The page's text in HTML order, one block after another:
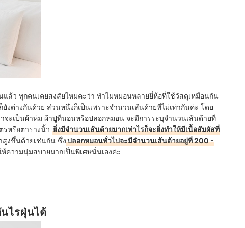
แล้ว ทุกคนเคยสงสัยไหมคะว่า ทำไมหมอนหลายยี่ห้อที่ใช้วัสดุเหมือนกัน
ต่างกันด้วย ส่วนหนึ่งก็เป็นเพราะจำนวนเส้นด้ายที่ไม่เท่ากันค่ะ โดย
จะเป็นผ้าห่ม ผ้าปูที่นอนหรือปลอกหมอน จะมีการระบุจำนวนเส้นด้ายที่
รหรือตารางนิ้ว ยิ่งมีจำนวนเส้นด้ายมากเท่าไรก็จะยิ่งทำให้มีเนื้อสัมผัสที่
สูงขึ้นด้วยเช่นกัน ซึ่งปลอกหมอนทั่วไปจะมีจำนวนเส้นด้ายอยู่ที่ 200 -
ความนุ่มสบายมากเป็นพิเศษนั่นเองค่ะ
ไรฝุ่นได้